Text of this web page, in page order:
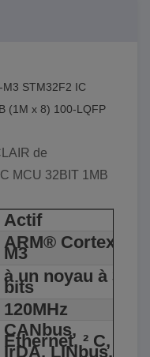
STM32F2 IC
(1M x 8) 100-LQFP
de
MCU 32BIT 1MB
Actif
ARM® Cortex®-
M3
à un noyau à 32
bits
120MHz
CANbus,
Ethernet, ² C,
IrDA, LINbus,